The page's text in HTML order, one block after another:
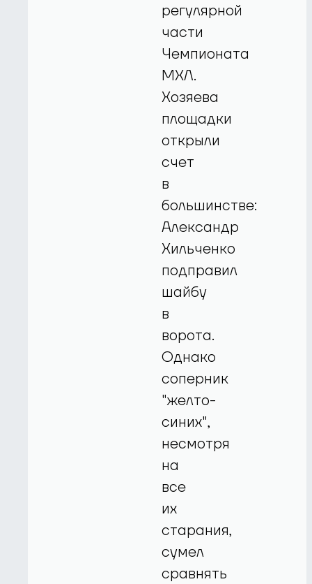
регулярной
части
Чемпионата
МХЛ.
Хозяева
площадки
открыли
счет
в
большинстве:
Александр
Хильченко
подправил
шайбу
в
ворота.
Однако
соперник
"желто-
синих",
несмотря
на
все
их
старания,
сумел
сравнять